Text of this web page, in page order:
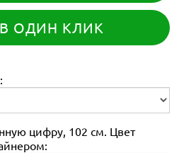
ОДИН КЛИК
цифру, 102 см. Цвет